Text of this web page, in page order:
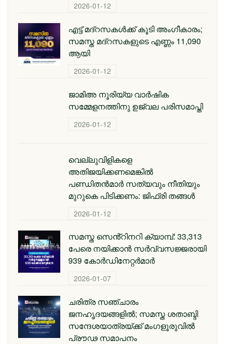
2026-01-12
എട്ട് മദ്റസകള്‍ക്ക് കൂടി അംഗീകാരം;
സമസ്ത മദ്റസകളുടെ എണ്ണം 11,090
ആയി
2026-01-12
ജാമിഅ നൂരിയ്യ വാര്‍ഷിക
സമ്മേളനത്തിനു ഉജ്വല പരിസമാപ്തി
2026-01-12
വെല്ലുവിളികളെ
അതിജയിക്കണമെങ്കിൽ
പണ്ഡിതൻമാർ സത്യവും നീതിയും
മുറുകെ പിടിക്കണം: ജിഫ്‌രി തങ്ങൾ
2026-01-12
സമസ്ത സെൻ്റിനറി ക്യാമ്പ്: 33,313
പേരെ നയിക്കാൻ സർവ്വസജ്ജരായി
939 കോർഡിനേറ്റർമാർ
2026-01-07
ചരിത്ര സഞ്ചാരം
ജനഹൃദയങ്ങളിൽ; സമസ്ത ശതാബ്ദി
സന്ദേശയാത്രയ്ക്ക് മംഗളൂരുവിൽ
പ്രൗഢ സമാപനം